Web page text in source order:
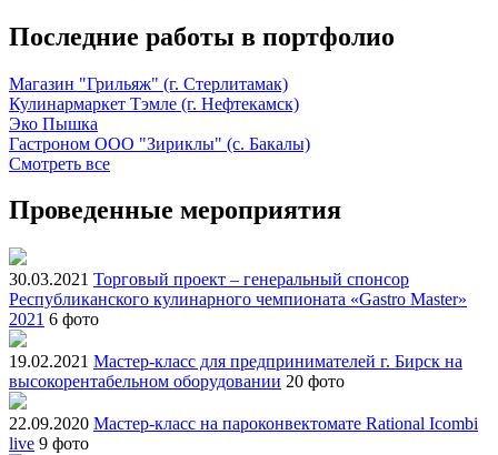
Последние работы в портфолио
Магазин "Грильяж" (г. Стерлитамак)
Кулинармаркет Тэмле (г. Нефтекамск)
Эко Пышка
Гастроном ООО "Зириклы" (с. Бакалы)
Смотреть все
Проведенные мероприятия
30.03.2021 Торговый проект – генеральный спонсор
Республиканского кулинарного чемпионата «Gastro Master»
2021 6 фото
19.02.2021 Мастер-класс для предпринимателей г. Бирск на
высокорентабельном оборудовании 20 фото
22.09.2020 Мастер-класс на пароконвектомате Rational Icombi
live 9 фото